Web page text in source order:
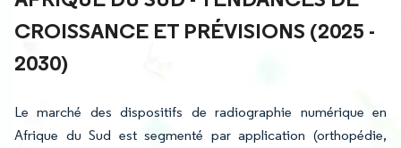
CROISSANCE ET PRÉVISIONS (2025 -
2030)
Le marché des dispositifs de radiographie numérique en
Afrique du Sud est segmenté par application (orthopédie,